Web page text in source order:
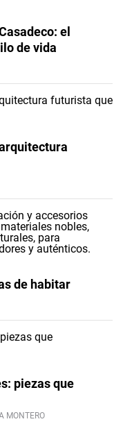
el
de vida
de habitar
piezas que
MONTERO